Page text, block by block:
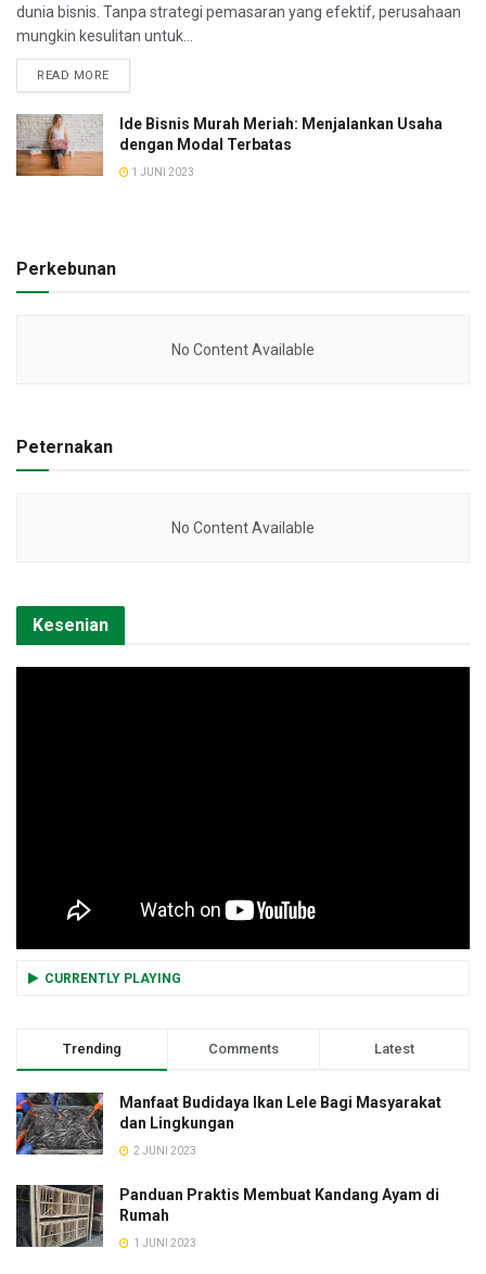
dunia bisnis. Tanpa strategi pemasaran yang efektif, perusahaan
mungkin kesulitan untuk...
READ MORE
Ide Bisnis Murah Meriah: Menjalankan Usaha
dengan Modal Terbatas
1 JUNI 2023
Perkebunan
No Content Available
Peternakan
No Content Available
Kesenian
CURRENTLY PLAYING
Trending Comments Latest
Manfaat Budidaya Ikan Lele Bagi Masyarakat
dan Lingkungan
2 JUNI 2023
Panduan Praktis Membuat Kandang Ayam di
Rumah
1 JUNI 2023